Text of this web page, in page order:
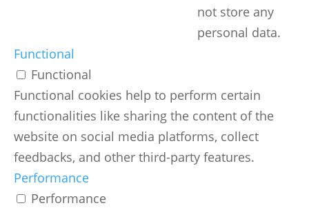
not store any
personal data.
Functional
Functional
Functional cookies help to perform certain
functionalities like sharing the content of the
website on social media platforms, collect
feedbacks, and other third-party features.
Performance
Performance